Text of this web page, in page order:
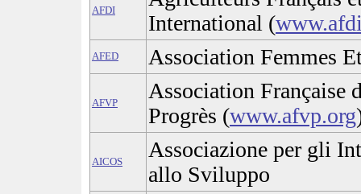
AFDI
International (
AFED Association Femmes
AFVP
Association Française
Progrès (www.afvp.org
AICOS
Associazione per gli
allo Sviluppo